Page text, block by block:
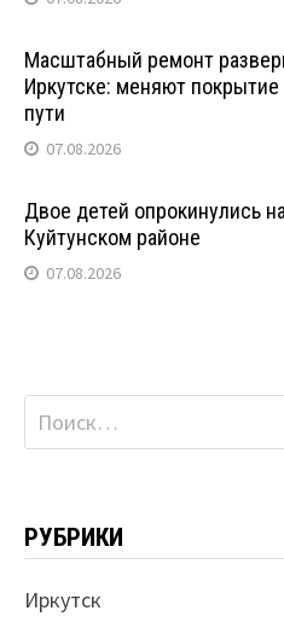
Масштабный ремонт
Иркутске: меняют
пути
07.08.2026
Двое детей опрокинулись
Куйтунском районе
07.08.2026
Найти:
РУБРИКИ
Иркутск